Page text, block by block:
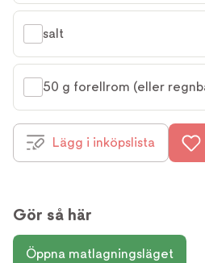
salt
50 g forellrom (eller
Lägg i inköpslista
Gör så här
Öppna matlagningsläget